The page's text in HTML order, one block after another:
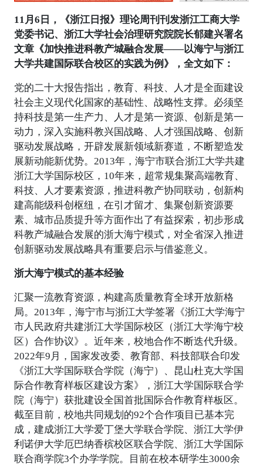
11月6日，《浙江日报》理论周刊刊发浙江工商大学
党委书记、浙江大学社会治理研究院院长郁建兴署名
文章《加快推进科教产城融合发展——以海宁与浙江
大学共建国际联合校区的实践为例》，全文如下：
党的二十大报告指出，教育、科技、人才是全面建设
社会主义现代化国家的基础性、战略性支撑。必须坚
持科技是第一生产力、人才是第一资源、创新是第一
动力，深入实施科教兴国战略、人才强国战略、创新
驱动发展战略，开辟发展新领域新赛道，不断塑造发
展新动能新优势。2013年，海宁市联合浙江大学共建
浙江大学国际校区，10年来，超常规集聚高端教育、
科技、人才要素资源，推进科教产协同联动，创新构
建高能级科创枢纽，在引才留才、集聚创新资源要
素、城市品质提升等方面作出了有益探索，初步形成
科教产城融合发展的浙大海宁模式，对全省深入推进
创新驱动发展战略具有重要启示与借鉴意义。
浙大海宁模式的基本经验
汇聚一流教育资源，构建高质量教育全球开放新格
局。2013年，海宁市与浙江大学签署《浙江大学海宁
市人民政府共建浙江大学国际校区（浙江大学海宁校
区）合作协议》。近年来，校地合作不断迭代升级。
2022年9月，国家发改委、教育部、科技部联合印发
《浙江大学国际联合学院（海宁）、昆山杜克大学国
际合作教育样板区建设方案》，浙江大学国际联合学
院（海宁）获批建设全国首批国际合作教育样板区。
截至目前，校地共同规划的92个合作项目已基本完
成，建成浙江大学爱丁堡大学联合学院、浙江大学伊
利诺伊大学厄巴纳香槟校区联合学院、浙江大学国际
联合商学院3个办学学院。目前在校本研学生3000余